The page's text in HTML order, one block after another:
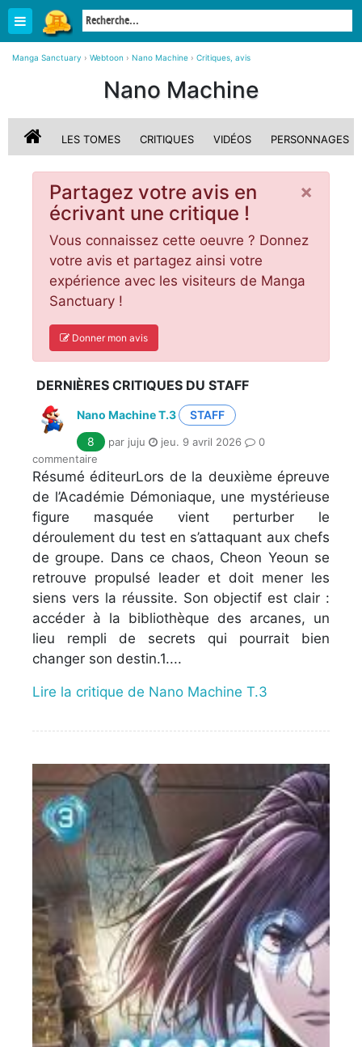
Manga Sanctuary › Webtoon › Nano Machine › Critiques, avis
Nano Machine
LES TOMES CRITIQUES VIDÉOS PERSONNAGES
×
Partagez votre avis en
écrivant une critique !
Vous connaissez cette oeuvre ? Donnez
votre avis et partagez ainsi votre
expérience avec les visiteurs de Manga
Sanctuary !
Donner mon avis
DERNIÈRES CRITIQUES DU STAFF
Nano Machine T.3
STAFF
8
par juju jeu. 9 avril 2026
0
commentaire
Résumé éditeurLors de la deuxième épreuve
de l’Académie Démoniaque, une mystérieuse
figure masquée vient perturber le
déroulement du test en s’attaquant aux chefs
de groupe. Dans ce chaos, Cheon Yeoun se
retrouve propulsé leader et doit mener les
siens vers la réussite. Son objectif est clair :
accéder à la bibliothèque des arcanes, un
lieu rempli de secrets qui pourrait bien
changer son destin.1....
Lire la critique de Nano Machine T.3